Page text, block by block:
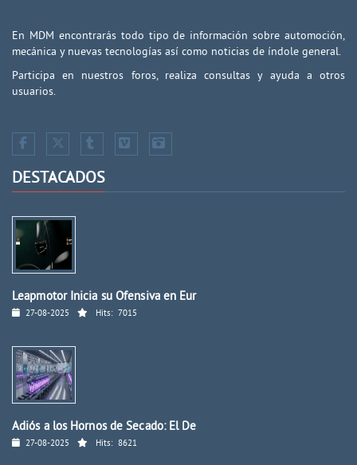
En MDM encontrarás todo tipo de información sobre automoción,
mecánica y nuevas tecnologías así como noticias de índole general.
Participa en nuestros foros, realiza consultas y ayuda a otros
usuarios.
DESTACADOS
Leapmotor Inicia su Ofensiva en Eur
27-08-2025 Hits: 7015
Adiós a los Hornos de Secado: El De
27-08-2025 Hits: 8621